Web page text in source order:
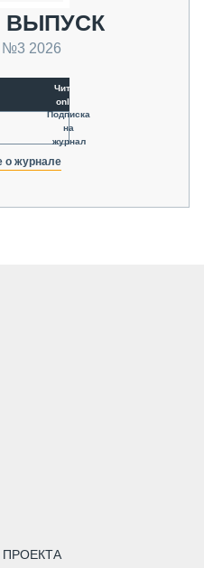
№3 2026
Читать
online
Подписка
на
журнал
о журнале